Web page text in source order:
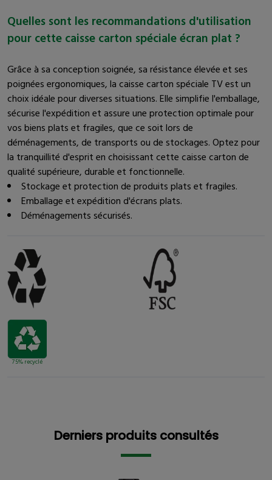
Quelles sont les recommandations d'utilisation
pour cette caisse carton spéciale écran plat ?
Grâce à sa conception soignée, sa résistance élevée et ses
poignées ergonomiques, la caisse carton spéciale TV est un
choix idéale pour diverses situations. Elle simplifie l'emballage,
sécurise l'expédition et assure une protection optimale pour
vos biens plats et fragiles, que ce soit lors de
déménagements, de transports ou de stockages. Optez pour
la tranquillité d'esprit en choisissant cette caisse carton de
qualité supérieure, durable et fonctionnelle.
Stockage et protection de produits plats et fragiles.
Emballage et expédition d'écrans plats.
Déménagements sécurisés.
75% recyclé
Derniers produits consultés